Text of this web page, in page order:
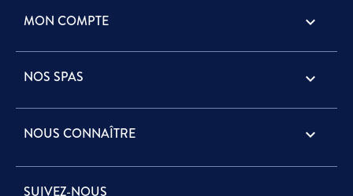
MON COMPTE 
NOS SPAS 
NOUS CONNAÎTRE 
SUIVEZ-NOUS